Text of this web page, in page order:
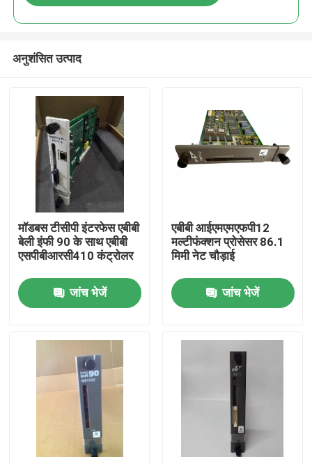
घर
अनुशंसित उत्पाद
मॉडबस टीसीपी इंटरफेस एबीबी
बेली इंफी 90 के साथ एबीबी
एसपीबीआरसी410 कंट्रोलर
जांच भेजें
एबीबी आईएमएमएफपी12
मल्टीफंक्शन प्रोसेसर 86.1
मिमी नेट चौड़ाई
जांच भेजें